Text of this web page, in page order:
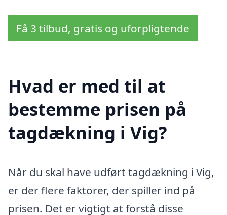
Få 3 tilbud, gratis og uforpligtende
Hvad er med til at
bestemme prisen på
tagdækning i Vig?
Når du skal have udført tagdækning i Vig,
er der flere faktorer, der spiller ind på
prisen. Det er vigtigt at forstå disse